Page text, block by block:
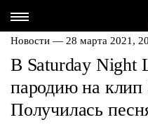
Новости — 28 марта 2021,
В Saturday Night
пародию на
Получилась